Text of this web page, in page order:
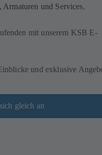
und Services.
mit unserem KSB E-
und exklusive
gleich an